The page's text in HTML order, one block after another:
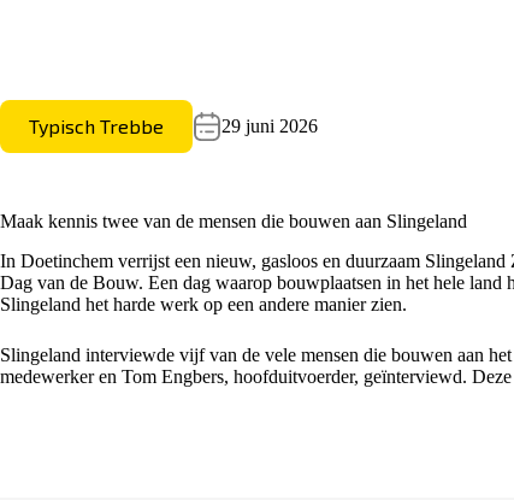
Typisch Trebbe 29 juni 2026
Maak kennis twee van de mensen die bouwen aan Slingeland
In Doetinchem verrijst een nieuw, gasloos en duurzaam Slingeland
Dag van de Bouw. Een dag waarop bouwplaatsen in het hele
Slingeland het harde werk op een andere manier zien.
Slingeland interviewde vijf van de vele mensen die bouwen aan
medewerker en Tom Engbers, hoofduitvoerder, geïnterviewd.